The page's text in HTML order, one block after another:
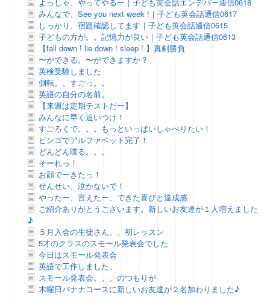
みんなで、See you next week !｜子ども英会話通信0617
しっかり、宿題確認してます｜子ども英会話通信0615
子どもの方が。。記憶力が良い｜子ども英会話通信0613
【fall down ! lie down ! sleep ! 】真剣勝負
〜ができる。〜ができますか？
英検受験しました
側転。。すごっ。。
英語の自分の名前。
【来週は定期テストだー】
みんなに早く追いつけ！
すごろくで。。。もっといっぱいしゃべりたい！
ビンゴでアルファベット完了！
どんどん喋る。。。
そーれっ！
お顔でーきたっ！
せんせい、泣かないで！
やったー、言えたー、できた喜びと達成感
ご紹介ありがとうございます。新しいお友達が１人増えました
♪
５月入会の生徒さん。。初レッスン
5才のクラスのスモール発表会でした
今日はスモール発表会
英語で工作しました。
スモール発表会。。。のつもりが
木曜日バナナコースに新しいお友達が２名加わりました♪